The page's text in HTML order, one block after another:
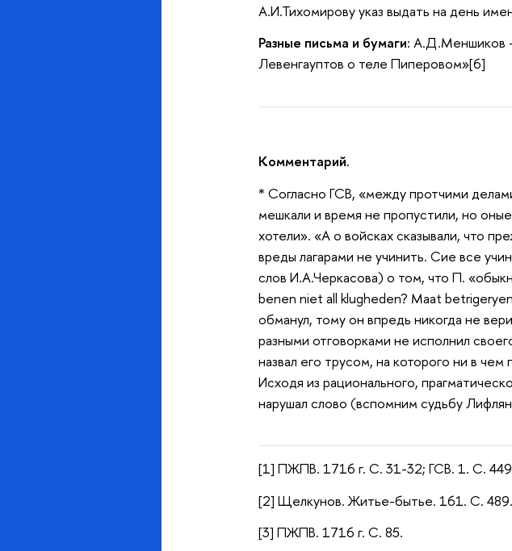
А.И.Тихомирову указ выдать на день
Разные письма и бумаги: А.Д.Меншиков –
Левенгауптов о теле Пиперовом»[6]
Комментарий.
* Согласно ГСВ, «между протчими
мешкали и время не пропустили, но
хотели». «А о войсках сказывали, что
вреды лагарами не учинить. Сие все
слов И.А.Черкасова) о том, что П.
benen niet all klugheden? Maat
обманул, тому он впредь никогда не
разными отговорками не исполнил
назвал его трусом, на которого ни в
Исходя из рационального,
нарушал слово (вспомним судьбу
[1] ПЖПВ. 1716 г. С. 31-32; ГСВ. 1. С.
[2] Щелкунов. Житье-бытье. 161. С. 489.
[3] ПЖПВ. 1716 г. С. 85.